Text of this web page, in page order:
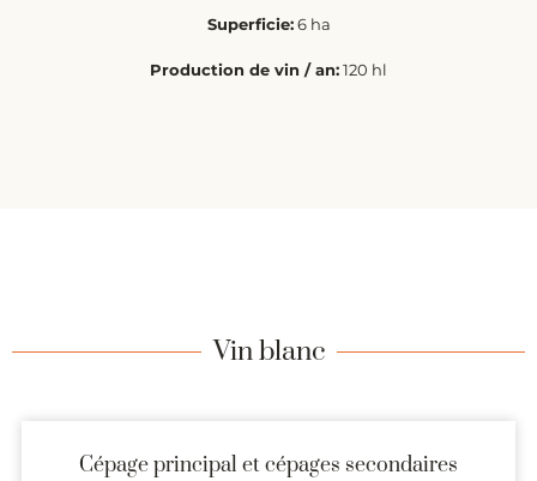
Superficie:6 ha
Production de vin / an:120 hl
Vin blanc
Cépage principal et cépages secondaires